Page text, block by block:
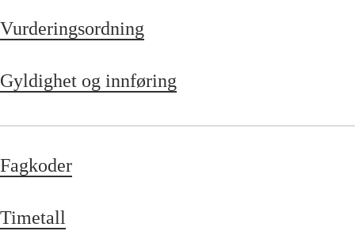
Vurderingsordning
Gyldighet og innføring
Fagkoder
Timetall